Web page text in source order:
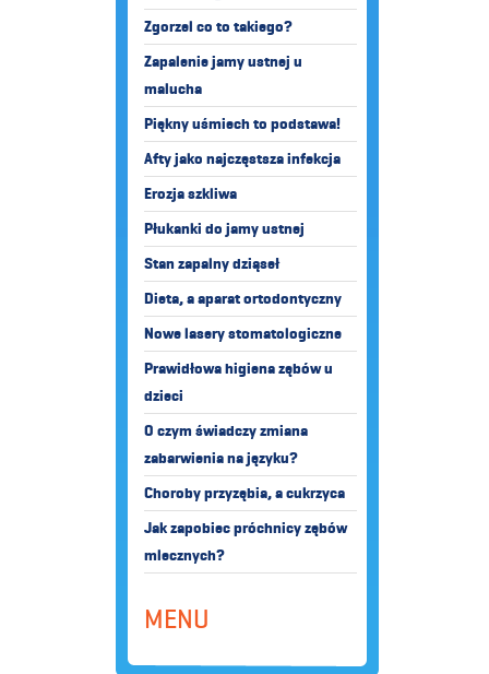
Zgorzel co to takiego?
Zapalenie jamy ustnej u
malucha
Piękny uśmiech to podstawa!
Afty jako najczęstsza infekcja
Erozja szkliwa
Płukanki do jamy ustnej
Stan zapalny dziąseł
Dieta, a aparat ortodontyczny
Nowe lasery stomatologiczne
Prawidłowa higiena zębów u
dzieci
O czym świadczy zmiana
zabarwienia na języku?
Choroby przyzębia, a cukrzyca
Jak zapobiec próchnicy zębów
mlecznych?
MENU